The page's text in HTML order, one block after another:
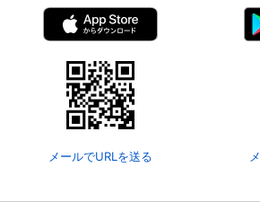
メールでURLを送る